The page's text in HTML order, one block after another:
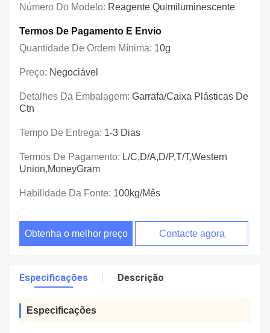
Número Do Modelo: Reagente Quimiluminescente
Termos De Pagamento E Envio
Quantidade De Ordem Mínima: 10g
Preço: Negociável
Detalhes Da Embalagem: Garrafa/caixa Plásticas De
Ctn
Tempo De Entrega: 1-3 Dias
Termos De Pagamento: L/C,D/A,D/P,T/T,Western
Union,MoneyGram
Habilidade Da Fonte: 100kg/mês
Obtenha o melhor preço Contacte agora
Especificações Descrição
Especificações